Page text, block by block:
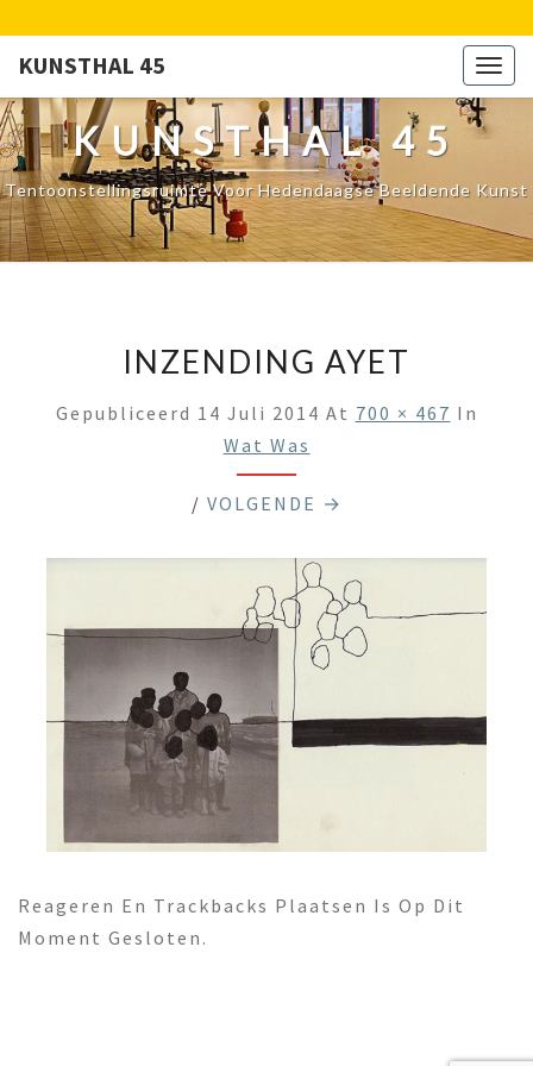
KUNSTHAL 45
KUNSTHAL 45
Tentoonstellingsruimte Voor Hedendaagse Beeldende Kunst
INZENDING AYET
Gepubliceerd 14 Juli 2014 At 700 × 467 In
Wat Was
/ VOLGENDE →
Reageren En Trackbacks Plaatsen Is Op Dit
Moment Gesloten.